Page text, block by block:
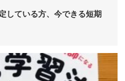
している方、今できる短期